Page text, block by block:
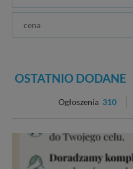
OSTATNIO DODANE
Ogłoszenia 310